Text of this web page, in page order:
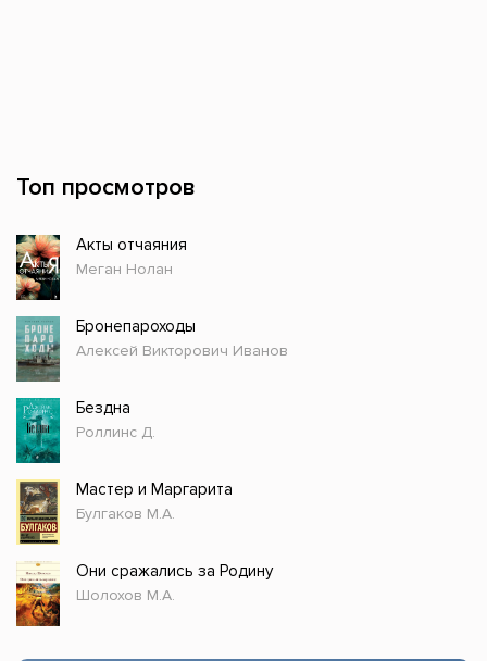
Топ просмотров
Акты отчаяния
Меган Нолан
Бронепароходы
Алексей Викторович Иванов
Бездна
Роллинс Д.
Мастер и Маргарита
Булгаков М.А.
Они сражались за Родину
Шолохов М.А.